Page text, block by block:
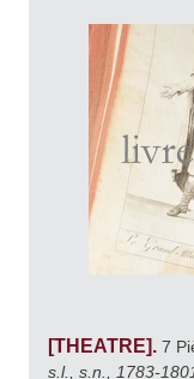
[THEATRE]. 7
s.l., s.n., 1783-